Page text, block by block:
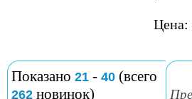
Цена:
Показано 21 - 40 (всего
262 новинок)